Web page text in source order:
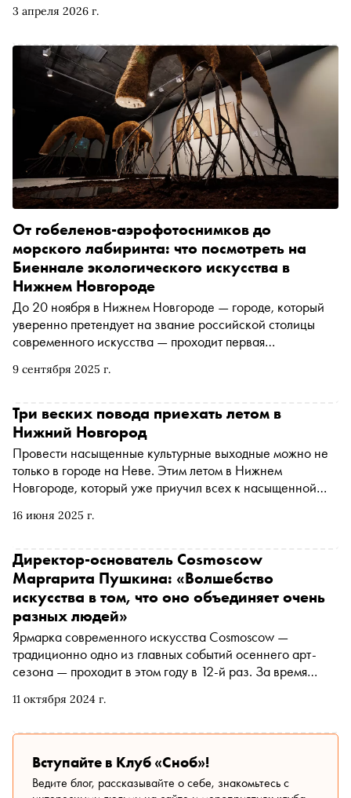
3 апреля 2026 г.
9 сентября 2025 г.
От гобеленов-аэрофотоснимков до
морского лабиринта: что посмотреть на
Биеннале экологического искусства в
Нижнем Новгороде
До 20 ноября в Нижнем Новгороде — городе, который
уверенно претендует на звание российской столицы
современного искусства — проходит первая
экологическому. Событие уникальное не только для
междисциплинарный проект, полностью посвященный
осмыслению взаимоотношений человека и природы,
собирает 100 художников из 35 стран, их работы
охватывают самые разные медиумы, а площадки
Биеннале рассредоточены по всему городу и занимают
исторические локации. «Сноб» составил краткий гид с
10 знаковыми объектами, который заодно станет
16 июня 2025 г.
Три веских повода приехать летом в
Нижний Новгород
Провести насыщенные культурные выходные можно не
только в городе на Неве. Этим летом в Нижнем
Новгороде, который уже приучил всех к насыщенной
музыкальных и арт-фестивалей. Программа впечатлит
11 октября 2024 г.
Директор-основатель Cosmoscow
Маргарита Пушкина: «Волшебство
искусства в том, что оно объединяет очень
разных людей»
Ярмарка современного искусства Cosmoscow —
традиционно одно из главных событий осеннего арт-
сезона — проходит в этом году в 12-й раз. За время
притяжения для всех ключевых игроков арт-рынка,
художников и местом силы для коллекционеров. «Сноб»
поговорил с директором-основателем Cosmoscow
Маргаритой Пушкиной о поисках уникального в
ситуации перепроизводства смыслов, трансформациях
Вступайте в Клуб «Сноб»!
Ведите блог, рассказывайте о себе, знакомьтесь с